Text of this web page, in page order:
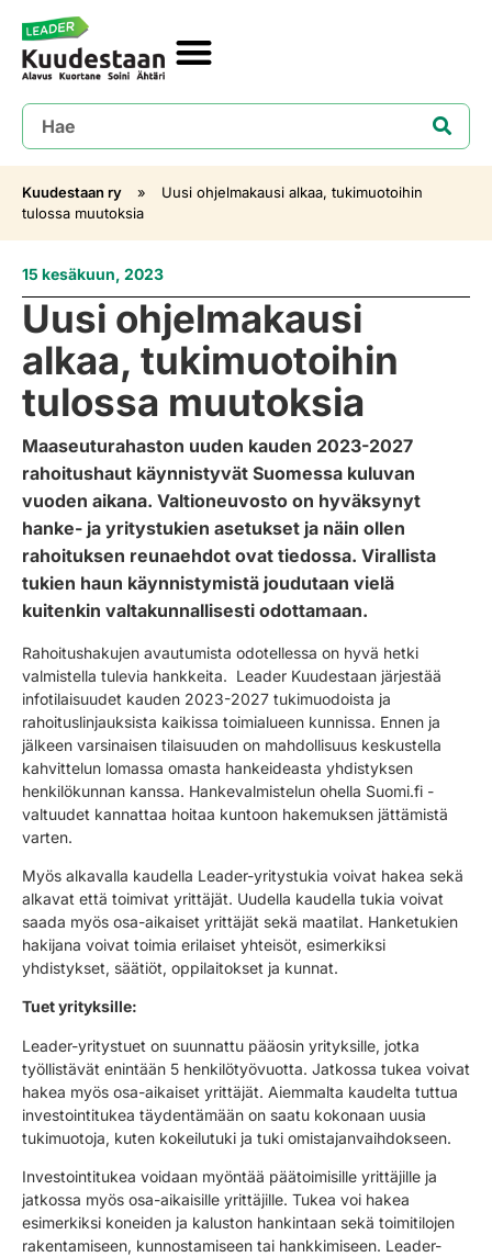
Kuudestaan ry »
Uusi ohjelmakausi alkaa, tukimuotoihin
tulossa muutoksia
15 kesäkuun, 2023
Uusi ohjelmakausi
alkaa, tukimuotoihin
tulossa muutoksia
Maaseuturahaston uuden kauden 2023-2027
rahoitushaut käynnistyvät Suomessa kuluvan
vuoden aikana. Valtioneuvosto on hyväksynyt
hanke- ja yritystukien asetukset ja näin ollen
rahoituksen reunaehdot ovat tiedossa. Virallista
tukien haun käynnistymistä joudutaan vielä
kuitenkin valtakunnallisesti odottamaan.
Rahoitushakujen avautumista odotellessa on hyvä hetki
valmistella tulevia hankkeita. Leader Kuudestaan järjestää
infotilaisuudet kauden 2023-2027 tukimuodoista ja
rahoituslinjauksista kaikissa toimialueen kunnissa. Ennen ja
jälkeen varsinaisen tilaisuuden on mahdollisuus keskustella
kahvittelun lomassa omasta hankeideasta yhdistyksen
henkilökunnan kanssa. Hankevalmistelun ohella Suomi.fi -
valtuudet kannattaa hoitaa kuntoon hakemuksen jättämistä
varten.
Myös alkavalla kaudella Leader-yritystukia voivat hakea sekä
alkavat että toimivat yrittäjät. Uudella kaudella tukia voivat
saada myös osa-aikaiset yrittäjät sekä maatilat. Hanketukien
hakijana voivat toimia erilaiset yhteisöt, esimerkiksi
yhdistykset, säätiöt, oppilaitokset ja kunnat.
Tuet yrityksille:
Leader-yritystuet on suunnattu pääosin yrityksille, jotka
työllistävät enintään 5 henkilötyövuotta. Jatkossa tukea voivat
hakea myös osa-aikaiset yrittäjät. Aiemmalta kaudelta tuttua
investointitukea täydentämään on saatu kokonaan uusia
tukimuotoja, kuten kokeilutuki ja tuki omistajanvaihdokseen.
Investointitukea voidaan myöntää päätoimisille yrittäjille ja
jatkossa myös osa-aikaisille yrittäjille. Tukea voi hakea
esimerkiksi koneiden ja kaluston hankintaan sekä toimitilojen
rakentamiseen, kunnostamiseen tai hankkimiseen. Leader-